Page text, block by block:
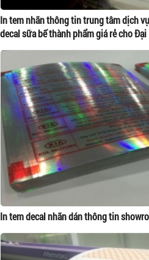
In tem nhãn thông tin trung tâm dịch
decal sữa bế thành phẩm giá rẻ cho Đại
In tem decal nhãn dán thông tin